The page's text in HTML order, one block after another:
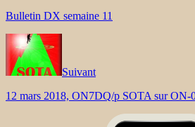
Bulletin DX semaine 11
Suivant
12 mars 2018, ON7DQ/p SOTA sur ON-